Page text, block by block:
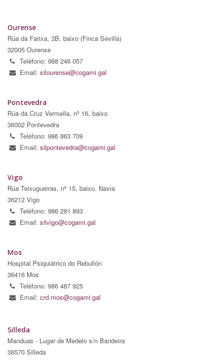
Ourense
Rúa da Farixa, 3B, baixo (Finca Sevilla)
32005 Ourense
Teléfono: 988 246 057
Email: silourense@cogami.gal
Pontevedra
Rúa da Cruz Vermella, nº 16, baixo
36002 Pontevedra
Teléfono: 986 863 709
Email: silpontevedra@cogami.gal
Vigo
Rúa Teixugueiras, nº 15, baixo. Navia
36212 Vigo
Teléfono: 986 281 893
Email: silvigo@cogami.gal
Mos
Hospital Psiquiátrico do Rebullón
36416 Mos
Teléfono: 986 487 925
Email: crd.mos@cogami.gal
Silleda
Manduas - Lugar de Medelo s/n Bandeira
36570 Silleda